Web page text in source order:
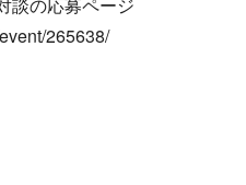
265638/